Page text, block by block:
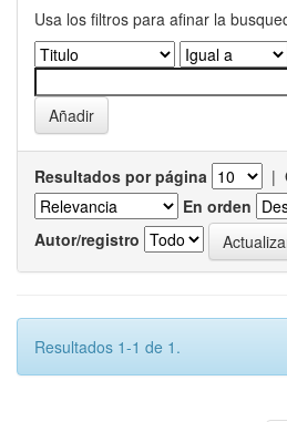
Usa los filtros para afinar la
Resultados por página |
En orden
Autor/registro
Resultados 1-1 de 1.